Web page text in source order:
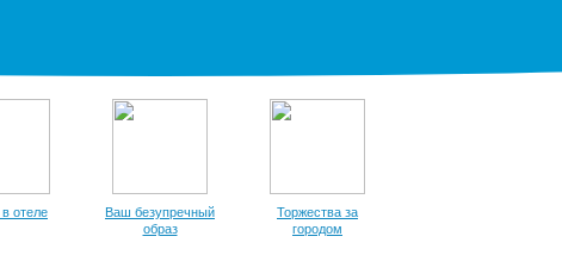
в отеле
Ваш безупречный
образ
Торжества за
городом